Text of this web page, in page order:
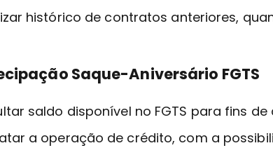
histórico de contratos anteriores,
Saque-Aniversário FGTS
saldo disponível no FGTS para fins
a operação de crédito, com a